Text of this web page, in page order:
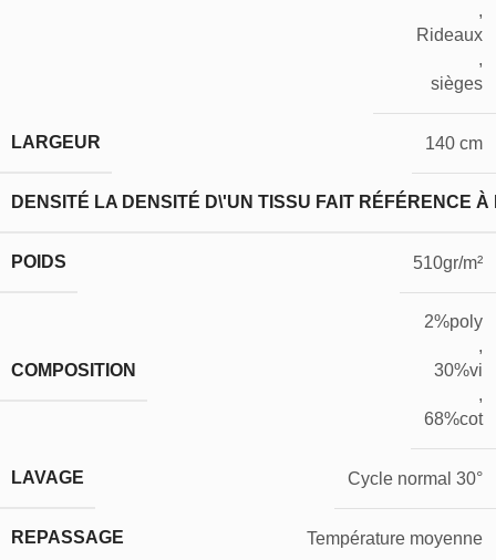
,
Rideaux
,
sièges
LARGEUR 140 cm
DENSITÉ LA DENSITÉ D\'UN TISSU FAIT RÉFÉRENCE
POIDS 510gr/m²
COMPOSITION
2%poly
,
30%vi
,
68%cot
LAVAGE Cycle normal 30°
REPASSAGE Température moyenne